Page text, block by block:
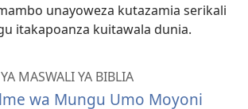
unayoweza kutazamia serikali
itakapoanza kuitawala dunia.
MASWALI YA BIBLIA
wa Mungu Umo Moyoni